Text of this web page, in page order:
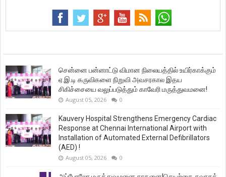
சென்னை பன்னாட்டு விமான நிலையத்தில் உயிர்காக்கும்
ஏ.இ.டி கருவிகளை நிறுவி அவசரகால இதய
சிகிச்சையை வலுப்படுத்தும் காவேரி மருத்துவமனை!
August 05, 2026 0
Kauvery Hospital Strengthens Emergency Cardiac
Response at Chennai International Airport with
Installation of Automated External Defibrillators
(AED) !
August 05, 2026 0